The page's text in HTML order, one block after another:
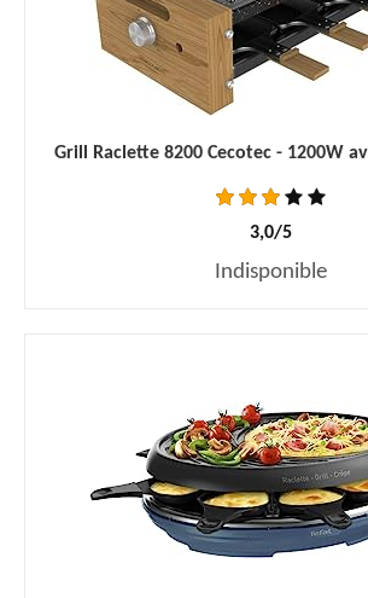
Grill Raclette 8200 Cecotec - 1200W
3,0/5
Indisponible